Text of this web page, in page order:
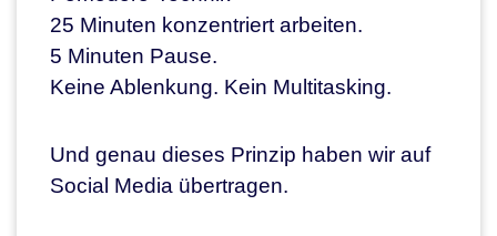
25 Minuten konzentriert arbeiten.
5 Minuten Pause.
Keine Ablenkung. Kein Multitasking.
Und genau dieses Prinzip haben wir auf
Social Media übertragen.